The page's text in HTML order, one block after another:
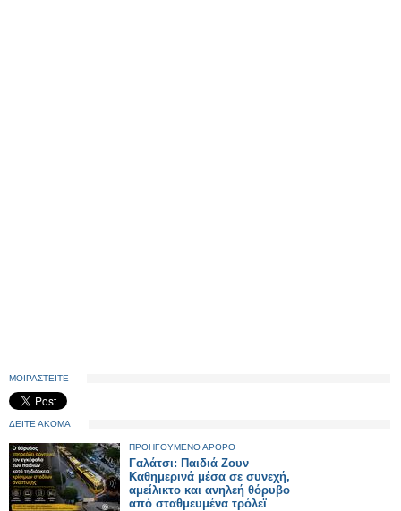
ΜΟΙΡΑΣΤΕΙΤΕ
ΔΕΙΤΕ ΑΚΟΜΑ
ΠΡΟΗΓΟΥΜΕΝΟ ΑΡΘΡΟ
Γαλάτσι: Παιδιά Ζουν
Καθημερινά μέσα σε συνεχή,
αμείλικτο και ανηλεή θόρυβο
από σταθμευμένα τρόλεϊ